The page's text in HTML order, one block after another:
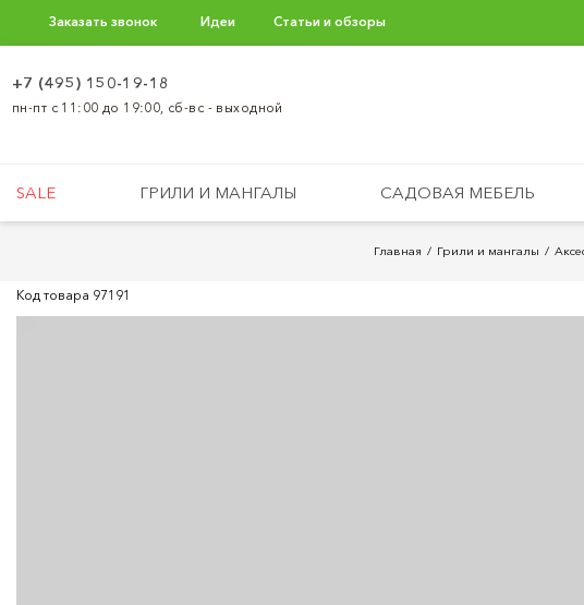
Заказать звонок Идеи Статьи и обзоры
+7 (495) 150-19-18
пн-пт с 11:00 до 19:00, сб-вс - выходной
SALE ГРИЛИ И МАНГАЛЫ САДОВАЯ МЕБЕЛЬ
Главная Грили и мангалы
Код товара 97191